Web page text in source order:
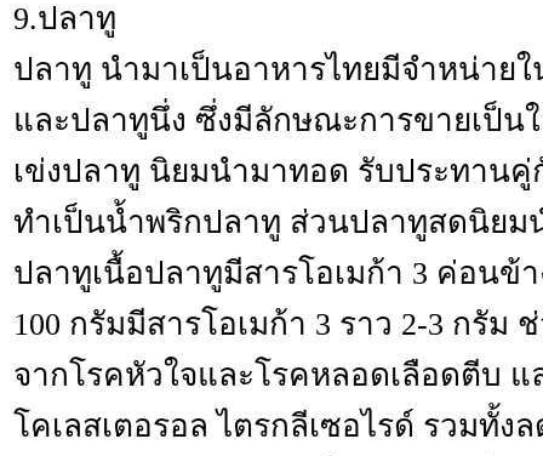
9.ปลาทู
ปลาทู นำมาเป็นอาหารไทยมีจำหน่าย
และปลาทูนึ่ง ซึ่งมีลักษณะการขายเป็น
เข่งปลาทู นิยมนำมาทอด รับประทาน
ทำเป็นน้ำพริกปลาทู ส่วนปลาทูสดนิยม
ปลาทูเนื้อปลาทูมีสารโอเมก้า 3 ค่อนข้
100 กรัมมีสารโอเมก้า 3 ราว 2-3 กรัม
จากโรคหัวใจและโรคหลอดเลือดตีบ แ
โคเลสเตอรอล ไตรกลีเซอไรด์ รวมทั้